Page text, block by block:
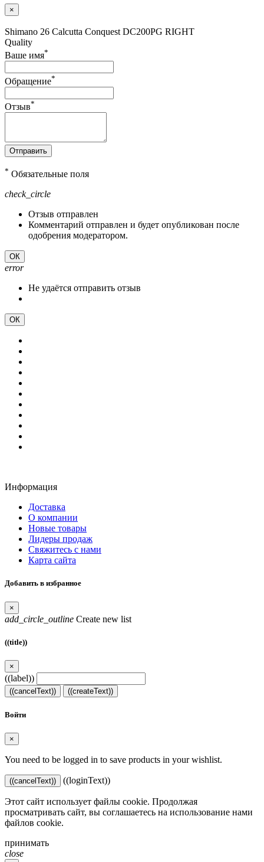
×
Shimano 26 Calcutta Conquest DC200PG RIGHT
Quality
Ваше имя*
Обращение*
Отзыв*
Отправить
* Обязательные поля
check_circle
Отзыв отправлен
Комментарий отправлен и будет опубликован после
одобрения модератором.
ОК
error
Не удаётся отправить отзыв
ОК
Информация
Доставка
О компании
Новые товары
Лидеры продаж
Свяжитесь с нами
Карта сайта
Добавить в избранное
×
add_circle_outline Create new list
((title))
×
((label))
((cancelText)) ((createText))
Войти
×
You need to be logged in to save products in your wishlist.
((cancelText)) ((loginText))
Этот сайт использует файлы cookie. Продолжая
просматривать сайт, вы соглашаетесь на использование нами
файлов cookie.
принимать
close